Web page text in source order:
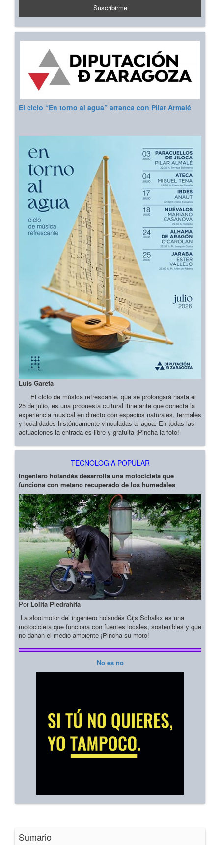
El ciclo “En torno al agua” arranca con Pilar Armalé
Luis Gareta
El ciclo de música refrescante, que se prolongará hasta el
25 de julio, es una propuesta cultural itinerante que conecta la
experiencia musical en directo con espacios naturales, termales
y localidades históricamente vinculadas al agua. En todas las
actuaciones la entrada es libre y gratuita ¡Pincha la foto!
TECNOLOGIA POPULAR
Ingeniero holandés desarrolla una motocicleta que
funciona con metano recuperado de los humedales
Por Lolita Piedrahita
La slootmotor del ingeniero holandés Gijs Schalkx es una
motocicleta que funciona con fuentes locales, sostenibles y que
no dañan el medio ambiente ¡Pincha su moto!
No es no
Sumario